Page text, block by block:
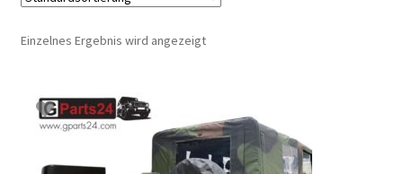
Einzelnes Ergebnis wird angezeigt